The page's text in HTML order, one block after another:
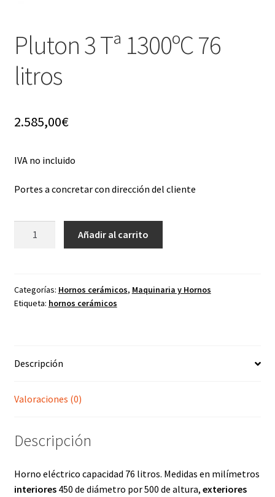
Pluton 3 Tª 1300ºC 76
litros
2.585,00€
IVA no incluido
Portes a concretar con dirección del cliente
76
litros
Añadir al carrito
Categorías: Hornos cerámicos, Maquinaria y Hornos
Etiqueta: hornos cerámicos
Descripción
Valoraciones (0)
Descripción
Horno eléctrico capacidad 76 litros. Medidas en milímetros
interiores450 de diámetro por 500 de altura, exteriores